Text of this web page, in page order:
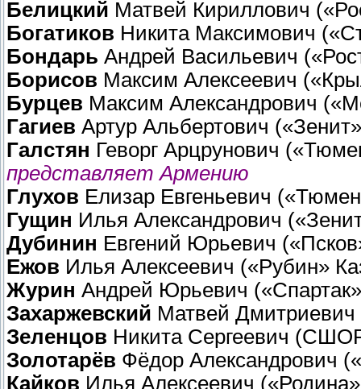
Белицкий Матвей Кириллович
Богатиков Никита Максимович
Бондарь Андрей Васильевич
Борисов Максим Алексеевич
Бурцев Максим Александрович
Гагиев Артур Альбертович
Галстян Геворг Арцрунович
представляет Армению
Глухов Елизар Евгеньевич
Гущин Илья Александрович
Дубинин Евгений Юрьевич
Ежов Илья Алексеевич («Рубин»
Журин Андрей Юрьевич
Захаржевский Матвей Дмитриевич
Зеленцов Никита Сергеевич
Золотарёв Фёдор Александрович
Кайков Илья Алексеевич